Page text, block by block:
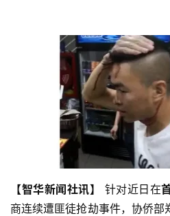
【智华新闻社讯】 针对近日在
商连续遭匪徒抢劫事件，协侨